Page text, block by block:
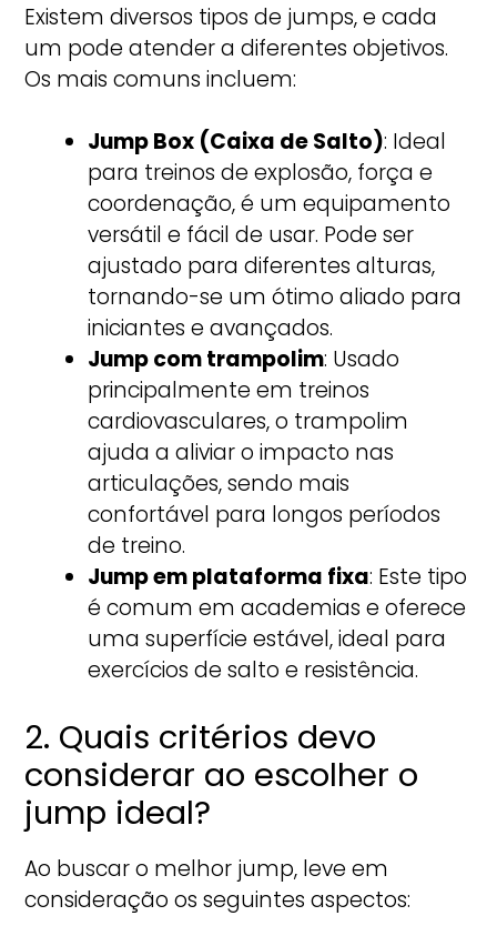
Existem diversos tipos de jumps, e cada
um pode atender a diferentes objetivos.
Os mais comuns incluem:
Jump Box (Caixa de Salto): Ideal
para treinos de explosão, força e
coordenação, é um equipamento
versátil e fácil de usar. Pode ser
ajustado para diferentes alturas,
tornando-se um ótimo aliado para
iniciantes e avançados.
Jump com trampolim: Usado
principalmente em treinos
cardiovasculares, o trampolim
ajuda a aliviar o impacto nas
articulações, sendo mais
confortável para longos períodos
de treino.
Jump em plataforma fixa: Este tipo
é comum em academias e oferece
uma superfície estável, ideal para
exercícios de salto e resistência.
2. Quais critérios devo
considerar ao escolher o
jump ideal?
Ao buscar o melhor jump, leve em
consideração os seguintes aspectos: